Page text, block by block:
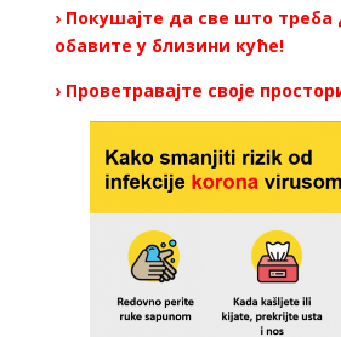
› Покушајте да све што треба
обавите у близини куће!
› Проветравајте своје